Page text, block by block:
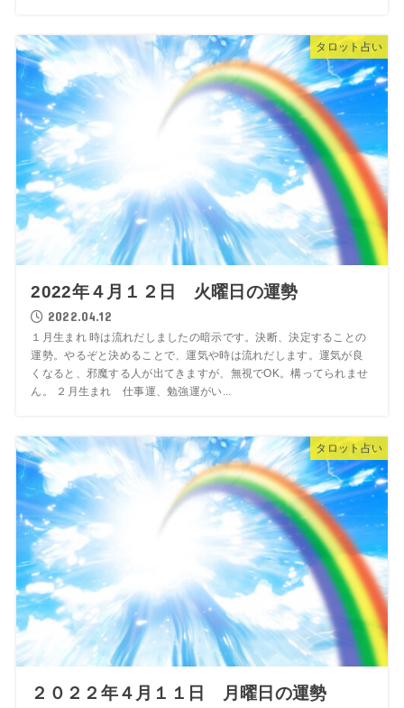
タロット占い
2022年４月１２日 火曜日の運勢
2022.04.12
１月生まれ 時は流れだしましたの暗示です。決断、決定することの
運勢。やるぞと決めることで、運気や時は流れだします。運気が良
くなると、邪魔する人が出てきますが、無視でOK。構ってられませ
ん。 ２月生まれ 仕事運、勉強運がい...
タロット占い
２０２２年４月１１日 月曜日の運勢